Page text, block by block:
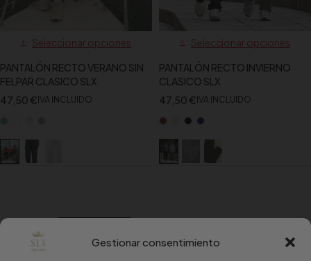
Gestionar consentimiento
Seleccionar opciones
PANTALÓN RECTO VERANO SIN
FELPAR CLASICO SLX
47,50 € IVA INCLUIDO
Seleccionar opciones
PANTALÓN RECTO INVIERNO
CLASICO SLX
47,50 € IVA INCLUIDO